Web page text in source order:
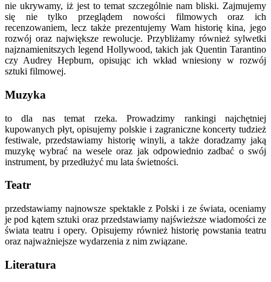
nie ukrywamy, iż jest to temat szczególnie nam bliski. Zajmujemy
się nie tylko przeglądem nowości filmowych oraz ich
recenzowaniem, lecz także prezentujemy Wam historię kina, jego
rozwój oraz największe rewolucje. Przybliżamy również sylwetki
najznamienitszych legend Hollywood, takich jak Quentin Tarantino
czy Audrey Hepburn, opisując ich wkład wniesiony w rozwój
sztuki filmowej.
Muzyka
to dla nas temat rzeka. Prowadzimy rankingi najchętniej
kupowanych płyt, opisujemy polskie i zagraniczne koncerty tudzież
festiwale, przedstawiamy historię winyli, a także doradzamy jaką
muzykę wybrać na wesele oraz jak odpowiednio zadbać o swój
instrument, by przedłużyć mu lata świetności.
Teatr
przedstawiamy najnowsze spektakle z Polski i ze świata, oceniamy
je pod kątem sztuki oraz przedstawiamy najświeższe wiadomości ze
świata teatru i opery. Opisujemy również historię powstania teatru
oraz najważniejsze wydarzenia z nim związane.
Literatura